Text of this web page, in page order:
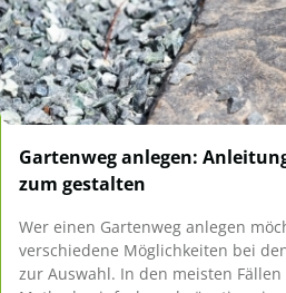
Gartenweg anlegen:
zum gestalten
Wer einen Gartenweg anlegen
verschiedene Möglichkeiten bei
zur Auswahl. In den meisten Fällen